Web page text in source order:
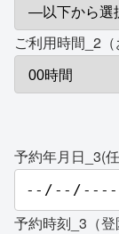
ご利用時間_2
予約年月日_3(任
予約時刻_3（登